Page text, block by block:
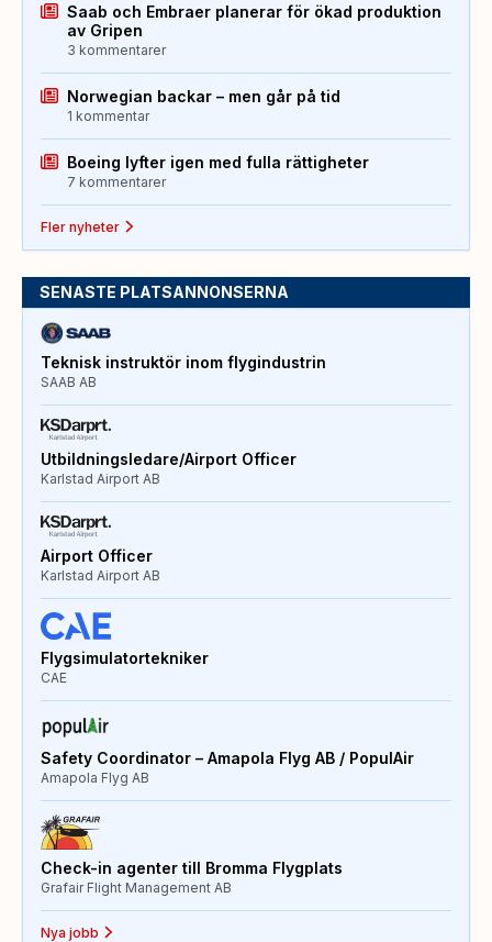
Saab och Embraer planerar för ökad produktion
av Gripen
3 kommentarer
Norwegian backar – men går på tid
1 kommentar
Boeing lyfter igen med fulla rättigheter
7 kommentarer
Fler nyheter
SENASTE PLATSANNONSERNA
Teknisk instruktör inom flygindustrin
SAAB AB
Utbildningsledare/Airport Officer
Karlstad Airport AB
Airport Officer
Karlstad Airport AB
Flygsimulatortekniker
CAE
Safety Coordinator – Amapola Flyg AB / PopulAir
Amapola Flyg AB
Check-in agenter till Bromma Flygplats
Grafair Flight Management AB
Nya jobb